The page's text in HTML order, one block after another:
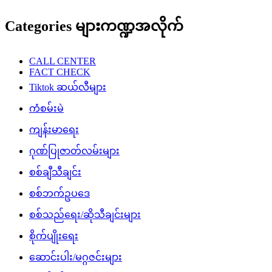
Categories များကဏ္ဍအလိုက်
CALL CENTER
FACT CHECK
Tiktok ဆယ်လီများ
ကံစမ်းမဲ
ကျန်းမာရေး
ဂုဏ်ပြုဇာတ်လမ်းများ
စစ်ချီသီချင်း
စစ်ဘက်ဥပဒေ
စစ်သည်ရေး/ဆိုသီချင်းများ
စိုက်ပျိုးရေး
ဆောင်းပါး/မဂ္ဂဇင်းများ